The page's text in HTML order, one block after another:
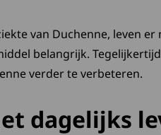
van Duchenne, leven
belangrijk.
verder te verbeteren.
dagelijks